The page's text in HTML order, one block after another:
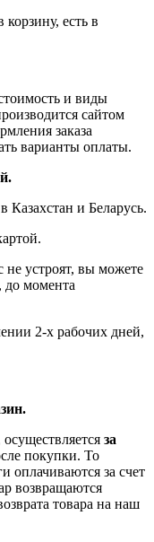
есть в
и виды
сайтом
заказа
варианты оплаты.
Казахстан и Беларусь.
не устроят, вы можете
до момента
2-х рабочих дней,
осуществляется за
покупки. То
оплачиваются за счет
возвращаются
товара на наш